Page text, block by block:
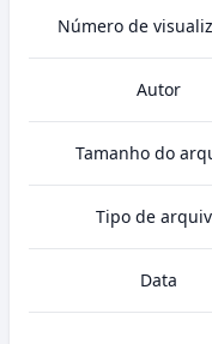
Número de
Autor
Tamanho do
Tipo de
Data